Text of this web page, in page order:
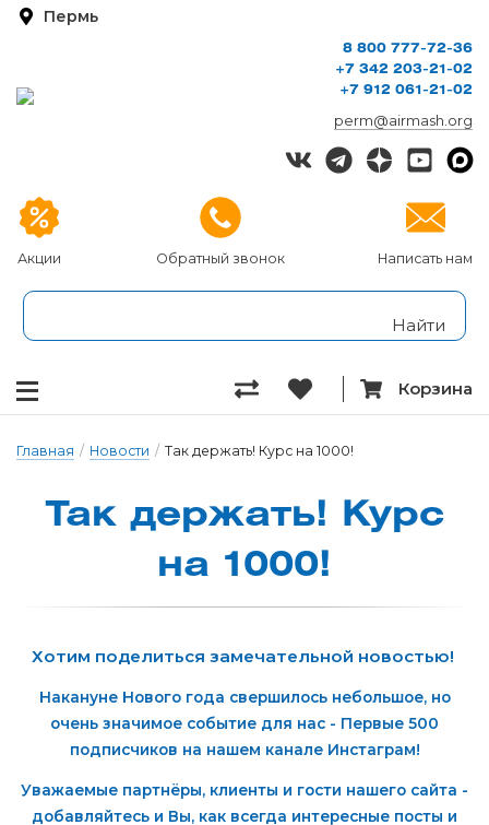
Пермь
Акции Обратный звонок Написать нам
8 800 777-72-36
+7 342 203-21-02
+7 912 061-21-02
perm@airmash.org
Корзина
Главная / Новости / Так держать! Курс на 1000!
Так дер­жать! Курс
на 1000!
Хотим поделиться замечательной новостью!
Накануне Нового года свершилось небольшое, но
очень значимое событие для нас - Первые 500
подписчиков на нашем канале Инстаграм!
Уважаемые партнёры, клиенты и гости нашего сайта -
добавляйтесь и Вы, как всегда интересные посты и